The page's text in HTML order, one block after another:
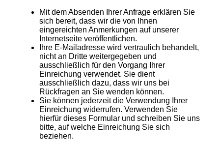
Mit dem Absenden Ihrer Anfrage erklären Sie
sich bereit, dass wir die von Ihnen
eingereichten Anmerkungen auf unserer
Internetseite veröffentlichen.
Ihre E-Mailadresse wird vertraulich behandelt,
nicht an Dritte weitergegeben und
ausschließlich für den Vorgang Ihrer
Einreichung verwendet. Sie dient
ausschließlich dazu, dass wir uns bei
Rückfragen an Sie wenden können.
Sie können jederzeit die Verwendung Ihrer
Einreichung widerrufen. Verwenden Sie
hierfür dieses Formular und schreiben Sie uns
bitte, auf welche Einreichung Sie sich
beziehen.